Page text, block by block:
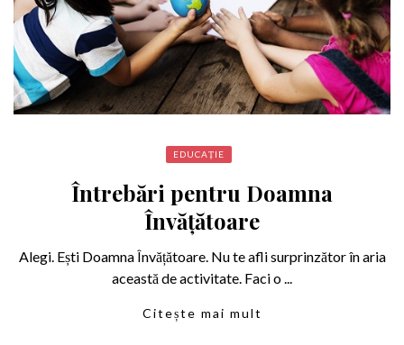
EDUCAȚIE
Întrebări pentru Doamna
Învățătoare
Alegi. Ești Doamna Învățătoare. Nu te afli surprinzător în aria
această de activitate. Faci o ...
Citește mai mult